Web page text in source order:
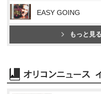
EASY GOING
もっと見る